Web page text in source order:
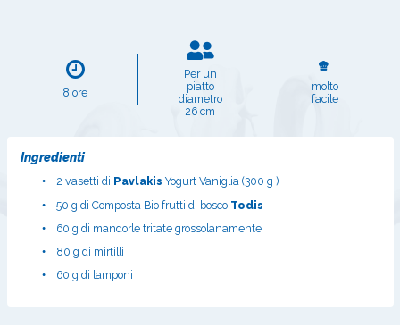
8 ore
Per un
piatto
diametro
26 cm
molto
facile
Ingredienti
• 2 vasetti di Pavlakis Yogurt Vaniglia (300 g )
• 50 g di Composta Bio frutti di bosco Todis
• 60 g di mandorle tritate grossolanamente
• 80 g di mirtilli
• 60 g di lamponi